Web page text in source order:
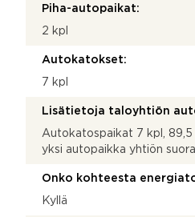
Piha-autopaikat:
2 kpl
Autokatokset:
7 kpl
Lisätietoja taloyhtiön
Autokatospaikat 7 kpl, 89,5
yksi autopaikka yhtiön
Onko kohteesta
Kyllä